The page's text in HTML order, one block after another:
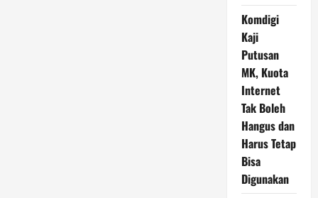
Komdigi
Kaji
Putusan
MK, Kuota
Internet
Tak Boleh
Hangus dan
Harus Tetap
Bisa
Digunakan